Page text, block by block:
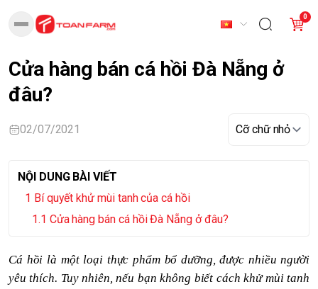
0
Cửa hàng bán cá hồi Đà Nẵng ở
đâu?
02/07/2021
NỘI DUNG BÀI VIẾT
Bí quyết khử mùi tanh của cá hồi
Cửa hàng bán cá hồi Đà Nẵng ở đâu?
Cá hồi là một loại thực phẩm bổ dưỡng, được nhiều người
yêu thích. Tuy nhiên, nếu bạn không biết cách khử mùi tanh